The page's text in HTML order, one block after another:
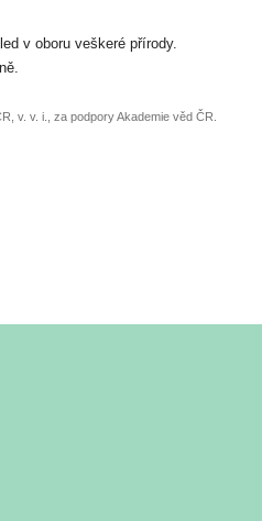
nebo
v oboru veškeré přírody.
v. v. i., za podpory Akademie věd ČR.